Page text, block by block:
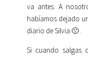
va antes. A
habíamos dejado
diario de Silvia 🙁 .
Si cuando salgas